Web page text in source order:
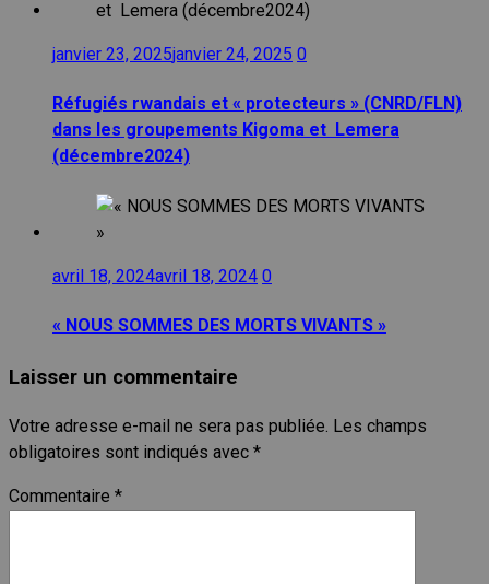
janvier 23, 2025janvier 24, 2025 0
Réfugiés rwandais et « protecteurs » (CNRD/FLN)
dans les groupements Kigoma et Lemera
(décembre2024)
avril 18, 2024avril 18, 2024 0
« NOUS SOMMES DES MORTS VIVANTS »
Laisser un commentaire
Votre adresse e-mail ne sera pas publiée. Les champs
obligatoires sont indiqués avec *
Commentaire *